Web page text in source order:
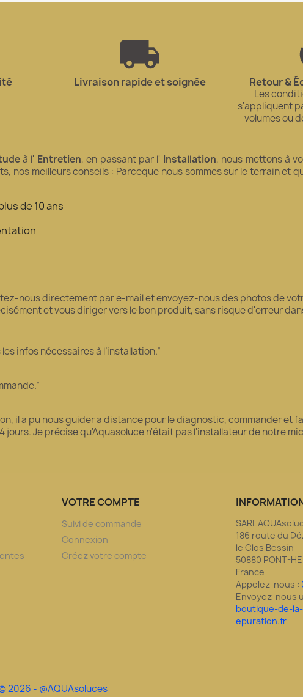
Livraison rapide et soignée Retour &
Les
s'appliquent
volumes ou
à l' Entretien, en passant par l' Installation, nous mettons à
nos meilleurs conseils : Parceque nous sommes sur le terrain et
de 10 ans
nous directement par e-mail et envoyez-nous des photos de
et vous diriger vers le bon produit, sans risque d'erreur
infos nécessaires à l’installation.”
il a pu nous guider a distance pour le diagnostic, commander et
Je précise qu'Aquasoluce n'était pas l'installateur de notre
VOTRE COMPTE
Suivi de commande
Connexion
Créez votre compte
SARL
186 route du
le Clos Bessin
50880 PONT-
France
Appelez-nous :
Envoyez-nous
boutique-de-
epuration.fr
2026 - @AQUAsoluces